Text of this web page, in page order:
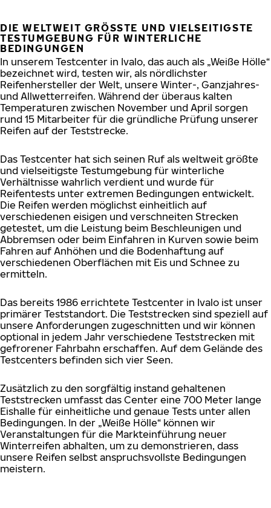
DIE WELTWEIT GRÖSSTE UND VIELSEITIGSTE T
ESTUMGEBUNG FÜR WINTERLICHE B
EDINGUNGEN
In unserem Testcenter in Ivalo, das auch als „Weiße Hölle“
bezeichnet wird, testen wir, als nördlichster
Reifenhersteller der Welt, unsere Winter-, Ganzjahres-
und Allwetterreifen. Während der überaus kalten
Temperaturen zwischen November und April sorgen
rund 15 Mitarbeiter für die gründliche Prüfung unserer
Reifen auf der Teststrecke.
Das Testcenter hat sich seinen Ruf als weltweit größte
und vielseitigste Testumgebung für winterliche
Verhältnisse wahrlich verdient und wurde für
Reifentests unter extremen Bedingungen entwickelt.
Die Reifen werden möglichst einheitlich auf
verschiedenen eisigen und verschneiten Strecken
getestet, um die Leistung beim Beschleunigen und
Abbremsen oder beim Einfahren in Kurven sowie beim
Fahren auf Anhöhen und die Bodenhaftung auf
verschiedenen Oberflächen mit Eis und Schnee zu
ermitteln.
Das bereits 1986 errichtete Testcenter in Ivalo ist unser
primärer Teststandort. Die Teststrecken sind speziell auf
unsere Anforderungen zugeschnitten und wir können
optional in jedem Jahr verschiedene Teststrecken mit
gefrorener Fahrbahn erschaffen. Auf dem Gelände des
Testcenters befinden sich vier Seen.
Zusätzlich zu den sorgfältig instand gehaltenen
Teststrecken umfasst das Center eine 700 Meter lange
Eishalle für einheitliche und genaue Tests unter allen
Bedingungen. In der „Weiße Hölle“ können wir
Veranstaltungen für die Markteinführung neuer
Winterreifen abhalten, um zu demonstrieren, dass
unsere Reifen selbst anspruchsvollste Bedingungen
meistern.